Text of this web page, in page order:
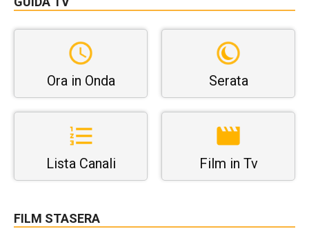
Ora in Onda Serata
Lista Canali Film in Tv
FILM STASERA